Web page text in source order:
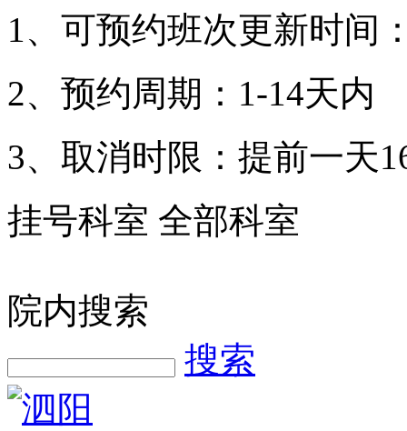
1、可预约班次更新时间
2、预约周期：1-14天内
3、取消时限：提前一天
挂号科室 全部科室
院内搜索
搜索